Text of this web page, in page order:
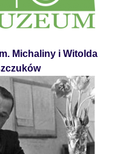
Michaliny i Witolda